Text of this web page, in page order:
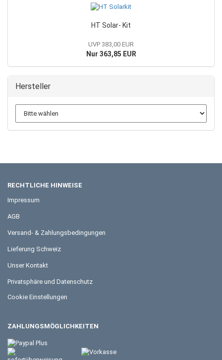
HT Solar- Kit
UVP 383,00 EUR
Nur 363,85 EUR
Hersteller
RECHTLICHE HINWEISE
Impressum
AGB
Versand- & Zahlungsbedingungen
Lieferung Schweiz
Unser Kontakt
Privatsphäre und Datenschutz
Cookie Einstellungen
ZAHLUNGSMÖGLICHKEITEN